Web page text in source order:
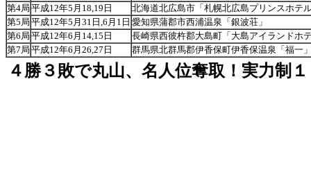
第4局 平成12年5月18,19日
北海道北広島市「札幌北広島プリンスホテ
第5局 平成12年5月31日,6月1日 愛知県蒲郡市西浦温泉「銀波荘」
第6局 平成12年6月14,15日
長崎県西彼杵郡大島町「大島アイランドホ
第7局 平成12年6月26,27日 群馬県北群馬郡伊香保町伊香保温泉「福一
４勝３敗で丸山、名人位奪取！実力制